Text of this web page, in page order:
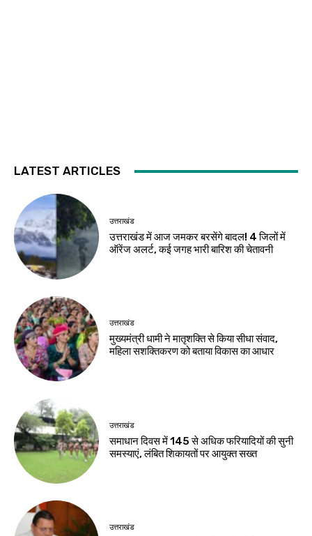
LATEST ARTICLES
उत्तराखंड
उत्तराखंड में आज जमकर बरसेंगे बादल! 4 जिलों में
ऑरेंज अलर्ट, कई जगह भारी बारिश की चेतावनी
उत्तराखंड
मुख्यमंत्री धामी ने मातृशक्ति से किया सीधा संवाद,
महिला सशक्तिकरण को बताया विकास का आधार
उत्तराखंड
समाधान दिवस में 145 से अधिक फरियादियों की सुनी
समस्याएं, लंबित शिकायतों पर आयुक्त सख्त
उत्तराखंड